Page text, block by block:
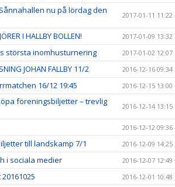
nu på lördag den
2017-01-11 11:22
I HALLBY BOLLEN! 2017-01-09 13:32
största inomhusturnering 2017-01-02 12:07
JOHAN FALLBY 11/2 2016-12-16 09:34
16/12 19:45 2016-12-15 13:00
föreningsbiljetter – trevlig
2016-12-14 13:15
2016-12-12 09:36
till landskamp 7/1 2016-12-09 14:25
i sociala medier 2016-12-07 12:49
2016-12-01 10:48